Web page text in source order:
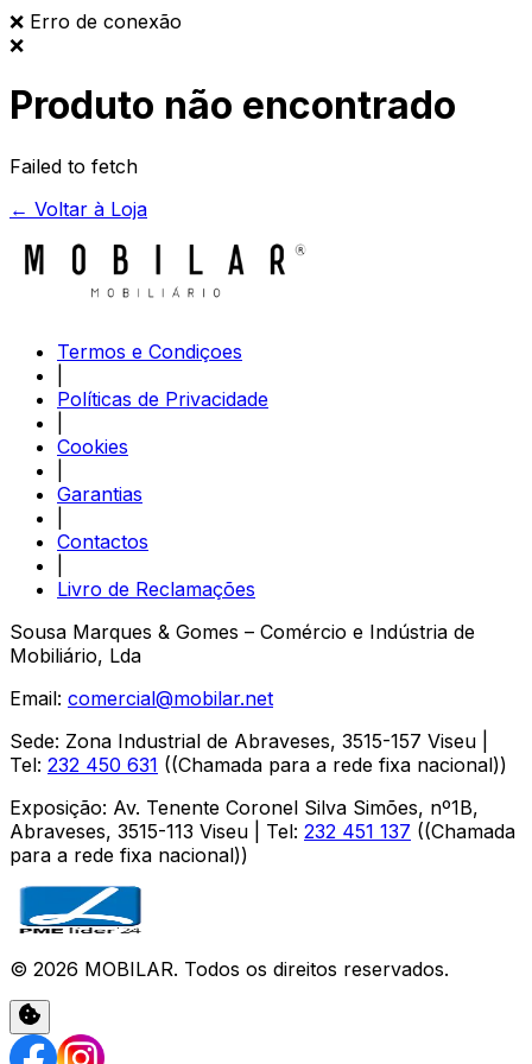
❌ Erro de conexão
❌
Produto não encontrado
Failed to fetch
← Voltar à Loja
Termos e Condiçoes
Políticas de Privacidade
Cookies
Garantias
Contactos
Livro de Reclamações
Sousa Marques & Gomes – Comércio e Indústria de
Mobiliário, Lda
Email: comercial@mobilar.net
Sede: Zona Industrial de Abraveses, 3515-157 Viseu
Tel: 232 450 631 ((Chamada para a rede fixa nacional))
Exposição: Av. Tenente Coronel Silva Simões, nº1B,
Abraveses, 3515-113 Viseu | Tel: 232 451 137 ((Chamada
para a rede fixa nacional))
© 2026 MOBILAR. Todos os direitos reservados.